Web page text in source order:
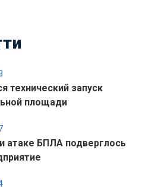
технический запуск
площади
атаке БПЛА подверглось